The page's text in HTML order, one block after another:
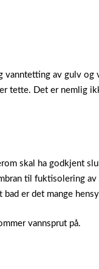
vanntetting av gulv
tette. Det er nemlig
skal ha godkjent
til fuktisolering
er det mange
vannsprut på.